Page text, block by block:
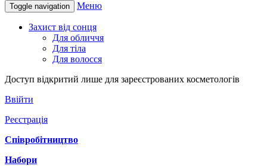
Toggle navigation Меню
Захист від сонця
Для обличчя
Для тіла
Для волосся
Доступ відкритий лише для зареєстрованих косметологів
Ввійти
Реєстрація
Співробітництво
Набори